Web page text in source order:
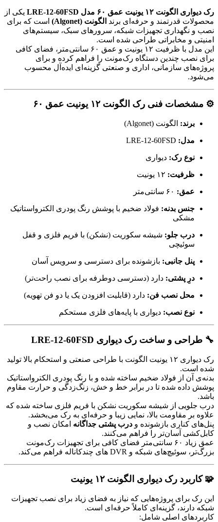
رک دیواری الگونت ۱۲ یونیت عمق ۶۰ مدل LRE-12-60FSD
یکی از
محصولات قدرتمند و حرفه‌ای برند الگونت (Algonet)
است که برای
نصب و نگهداری تجهیزات شبکه، سرورهای سبک، سیستم‌های
امنیتی و مخابراتی طراحی شده است.
این مدل با ظرفیت ۱۲ یونیت و عمق ۶۰ سانتی‌متر، فضای کافی
برای نصب چندین دستگاه رک‌مونت را فراهم کرده و برای
پروژه‌های سازمانی، اداری و صنعتی گزینه‌ای ایده‌آل محسوب
می‌شود.
⚙️ مشخصات فنی رک الگونت ۱۲ یونیت عمق ۶۰
برند: الگونت (Algonet)
مدل:
نوع رک: دیواری
ظرفیت:
عمق:
جنس بدنه: فولاد ضخیم با پوشش رنگ پودری الکترواستاتیک
مشکی
درب جلو: شیشه سکوریت (نشکن) با فریم فلزی و قفل
سوئیچی
پنل جانبی: بازشونده برای دسترسی و سرویس آسان
درِ پشتی: دارد (دسترسی دوطرفه برای نصب راحت‌تر)
محل نصب فن: دارد (قابلیت افزودن یک یا دو فن تهویه)
نوع نصب: دیواری با پایه‌های فلزی مستحکم
🔧 طراحی و ساخت رک دیواری LRE-12-60FSD
رک دیواری ۱۲ یونیت الگونت با طراحی صنعتی و استحکام بالا تولید
شده است.
بدنه‌ی آن از فولاد ضخیم ساخته شده و با رنگ پودری الکترواستاتیک
پوشش داده شده تا در برابر خط و خش، زنگ‌زدگی و حرارت مقاوم
باشد.
درب جلویی از شیشه سکوریت نشکن با فریم فلزی ساخته شده که
علاوه بر مقاومت بالا، نمایی زیبا و حرفه‌ای به رک می‌بخشد.
پنل‌های کناری بازشونده و درب پشتی جداگانه امکان نصب و
کابل‌کشی آسان‌تر را فراهم می‌کنند.
عمق زیاد ۶۰ سانتی‌متر فضای کافی برای تجهیزات رک‌مونت
بزرگ‌تر، سوئیچ‌های شبکه و DVR های چندکاناله فراهم می‌کند.
🧩 کاربرد رک دیواری الگونت ۱۲ یونیت
این رک برای پروژه‌هایی که نیاز به فضای زیاد برای نصب تجهیزات
شبکه دارند، گزینه‌ای کاملاً حرفه‌ای است.
کاربردهای اصلی شامل: